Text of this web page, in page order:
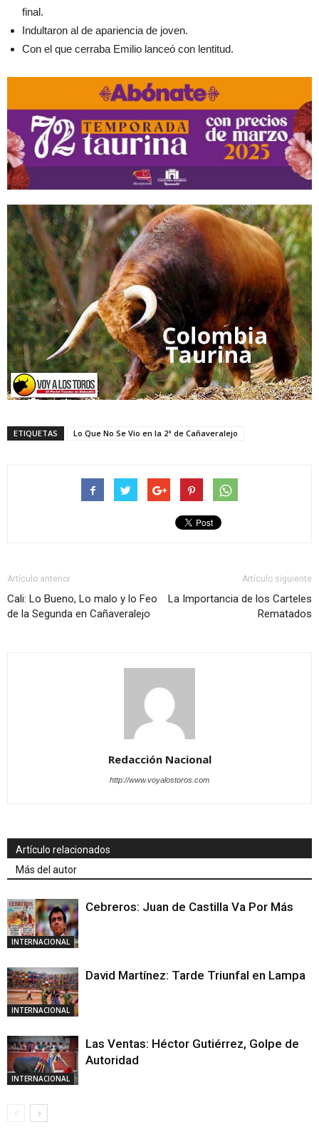
final.
Indultaron al de apariencia de joven.
Con el que cerraba Emilio lanceó con lentitud.
ETIQUETAS Lo Que No Se Vio en la 2ª de Cañaveralejo
Artículo anterior
Cali: Lo Bueno, Lo malo y lo Feo
de la Segunda en Cañaveralejo
Artículo siguiente
La Importancia de los Carteles
Rematados
Redacción Nacional
http://www.voyalostoros.com
Artículo relacionados
Más del autor
INTERNACIONAL
Cebreros: Juan de Castilla Va Por Más
INTERNACIONAL
David Martínez: Tarde Triunfal en Lampa
INTERNACIONAL
Las Ventas: Héctor Gutiérrez, Golpe de
Autoridad